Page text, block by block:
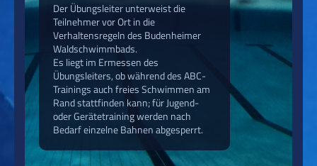
Der Übungsleiter unterweist die
Teilnehmer vor Ort in die
Verhaltensregeln des Budenheimer
Waldschwimmbads.
Es liegt im Ermessen des
Übungsleiters, ob während des ABC-
Trainings auch freies Schwimmen am
Rand stattfinden kann; für Jugend-
oder Gerätetraining werden nach
Bedarf einzelne Bahnen abgesperrt.